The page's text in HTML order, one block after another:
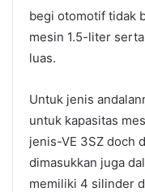
begi otomotif tidak
mesin 1.5-liter
luas.
Untuk jenis
untuk kapasitas
jenis-VE 3SZ doch
dimasukkan juga
memiliki 4 silinder